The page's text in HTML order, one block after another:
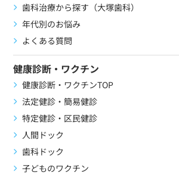
歯科治療から探す（大塚歯科）
年代別のお悩み
よくある質問
健康診断・ワクチン
健康診断・ワクチンTOP
法定健診・簡易健診
特定健診・区民健診
人間ドック
歯科ドック
子どものワクチン